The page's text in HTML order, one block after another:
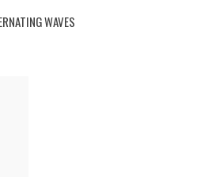
WAVES